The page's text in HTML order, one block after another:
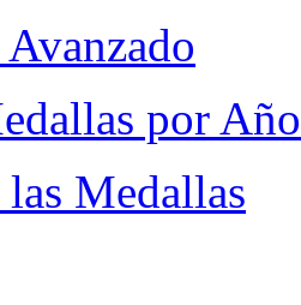
por Año
las Medallas